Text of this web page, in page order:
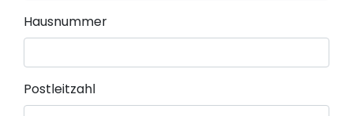
Hausnummer
Postleitzahl